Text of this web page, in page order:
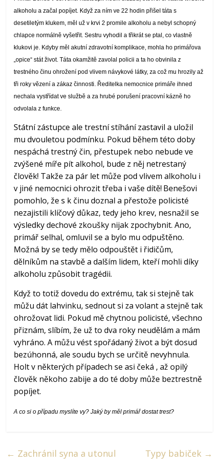
magazínu
alkoholu a začal popíjet. Když za ním ve 22 hodin přišel táta s
desetiletým klukem, měl už v krvi 2 promile alkoholu a nebyl schopný
chlapce normálně vyšetřit. Sestru vyhodil a třikrát se ptal, co vlastně
klukovi je. Kdyby měl akutní zdravotní komplikace, mohla ho primářova
„opice“ stát život. Táta okamžitě zavolal policii a ta ho obvinila z
trestného činu ohrožení pod vlivem návykové látky, za což mu hrozily až
tři roky vězení a zákaz činnosti. Ředitelka nemocnice primáře ihned
nechala vystřídat ve službě a za hrubé porušení pracovní kázně ho
odvolala z funkce.
Státní zástupce ale trestní stíhání zastavil a uložil
mu dvouletou podmínku. Pokud během této doby
nespáchá trestný čin, přestupek nebo nebude ve
zvýšené míře pít alkohol, bude z něj netrestaný
člověk! Takže za pár let může pod vlivem alkoholu i
v jiné nemocnici ohrozit třeba i vaše dítě! Benešovi
pomohlo, že s k činu doznal a přestože policisté
nezajistili klíčový důkaz, tedy jeho krev, nesnažil se
výsledky dechové zkoušky nijak zpochybnit. Ano,
primář selhal, omluvil se a bylo mu odpuštěno.
Možná by se tedy mělo odpouštět i řidičům,
dělníkům na stavbě a dalším lidem, kteří mohli díky
alkoholu způsobit tragédii.
Když to totiž dovedu do extrému, tak si stejně tak
můžu dát lahvinku, sednout si za volant a stejně tak
ohrožovat lidi. Pokud mě chytnou policisté, všechno
přiznám, slíbím, že už to dva roky neudělám a mám
vyhráno. A můžu vést spořádaný život a být dosud
bezúhonná, ale soudu bych se určitě nevyhnula.
Holt v některých případech se asi čeká , až opilý
člověk někoho zabije a do té doby může beztrestně
popíjet.
A co si o případu myslíte vy? Jaký by měl primář dostat trest?
← Zachránil syna a utonul Typy babiček →